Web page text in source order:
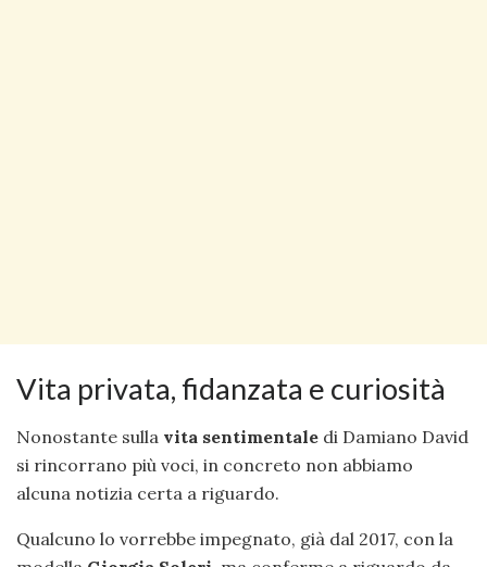
Vita privata, fidanzata e curiosità
Nonostante sulla vita sentimentale di Damiano David
si rincorrano più voci, in concreto non abbiamo
alcuna notizia certa a riguardo.
Qualcuno lo vorrebbe impegnato, già dal 2017, con la